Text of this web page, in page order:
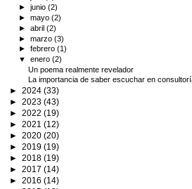
►junio(2)
►mayo(2)
►abril(2)
►marzo(3)
►febrero(1)
▼enero(2)
Un poema realmente revelador
La importancia de saber escuchar en
► 2024 (33)
► 2023 (43)
► 2022 (19)
► 2021 (12)
► 2020 (20)
► 2019 (19)
► 2018 (19)
► 2017 (14)
► 2016 (14)